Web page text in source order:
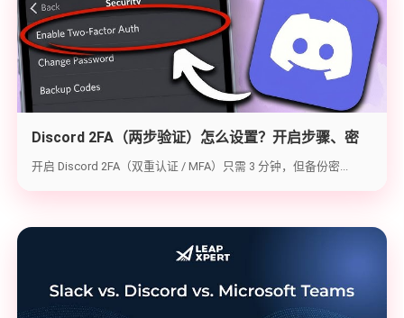
Discord 2FA（两步验证）怎么设置？开启步骤、密
钥备份与炸号救急（2026实战版）
开启 Discord 2FA（双重认证 / MFA）只需 3 分钟，但备份密...